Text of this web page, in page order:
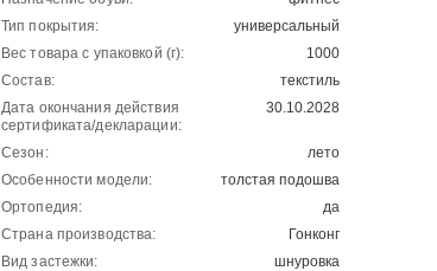
Тип покрытия:
универсальный
Вес товара с упаковкой (г):
1000
Состав:
текстиль
Дата окончания действия
сертификата/декларации:
30.10.2028
Сезон:
лето
Особенности модели:
толстая подошва
Ортопедия:
да
Страна производства:
Гонконг
Вид застежки:
шнуровка